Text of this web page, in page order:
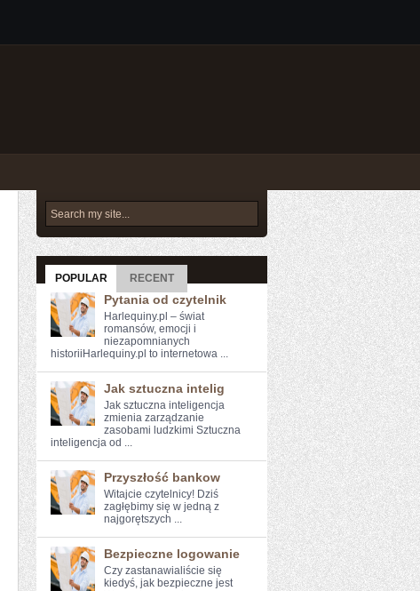
POPULAR RECENT
Pytania od czytelnik
Harlequiny.pl – świat
romansów, emocji i
niezapomnianych
historiiHarlequiny.pl to internetowa ...
Jak sztuczna intelig
Jak sztuczna inteligencja
zmienia zarządzanie
zasobami ludzkimi Sztuczna
inteligencja od ...
Przyszłość bankow
Witajcie czytelnicy! Dziś⁤
zagłębimy⁤ się ⁣w jedną z
najgorętszych ...
Bezpieczne logowanie
Czy zastanawialiście się​
kiedyś, jak bezpieczne jest